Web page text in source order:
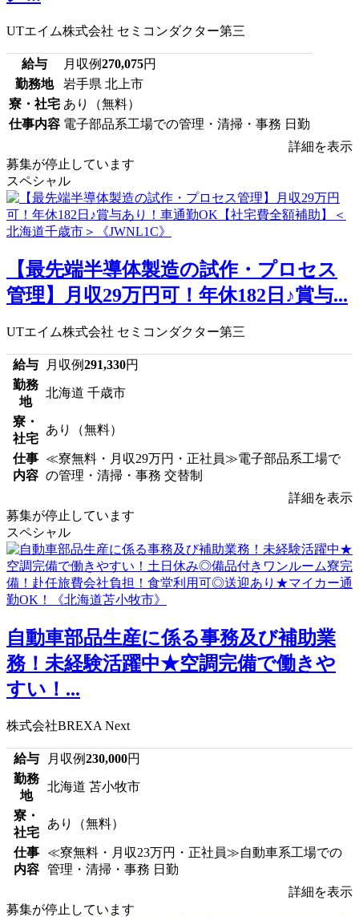
UTエイム株式会社 セミコンダクター第三
給与 月収例270,075円
勤務地
岩手県 北上市
寮・社宅 あり（無料）
仕事内容 電子部品系工場での管理・清掃・事務 日勤
詳細を表示
募集が停止しています
スペシャル
【最先端半導体製造の試作・プロセス
管理】月収29万円可！年休182日♪賞与...
UTエイム株式会社 セミコンダクター第三
給与 月収例291,330円
勤務
地
北海道 千歳市
寮・
社宅
あり（無料）
仕事
内容
≪寮無料・月収29万円・正社員≫電子部品系工場で
の管理・清掃・事務 交替制
詳細を表示
募集が停止しています
スペシャル
自動車部品生産に係る事務及び補助業
務！未経験活躍中★空調完備で働きや
すい！...
株式会社BREXA Next
給与 月収例230,000円
勤務
地
北海道 苫小牧市
寮・
社宅
あり（無料）
仕事
内容
≪寮無料・月収23万円・正社員≫自動車系工場での
管理・清掃・事務 日勤
詳細を表示
募集が停止しています